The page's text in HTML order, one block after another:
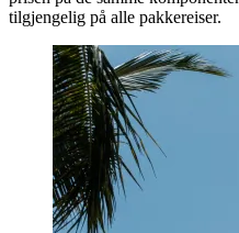
tilgjengelig på alle pakkereiser.